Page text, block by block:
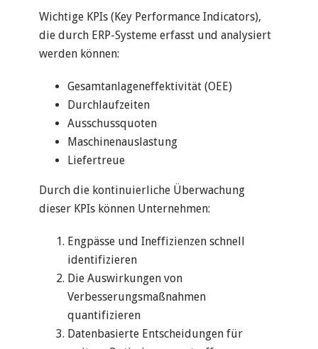
Wichtige KPIs (Key Performance Indicators),
die durch ERP-Systeme erfasst und analysiert
werden können:
Gesamtanlageneffektivität (OEE)
Durchlaufzeiten
Ausschussquoten
Maschinenauslastung
Liefertreue
Durch die kontinuierliche Überwachung
dieser KPIs können Unternehmen:
Engpässe und Ineffizienzen schnell
identifizieren
Die Auswirkungen von
Verbesserungsmaßnahmen
quantifizieren
Datenbasierte Entscheidungen für